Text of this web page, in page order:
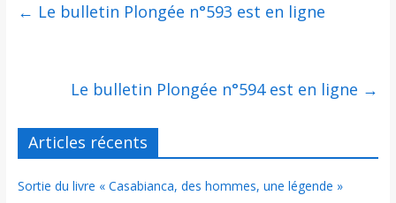
← Le bulletin Plongée n°593 est en ligne
Le bulletin Plongée n°594 est en ligne →
Articles récents
Sortie du livre « Casabianca, des hommes, une légende »